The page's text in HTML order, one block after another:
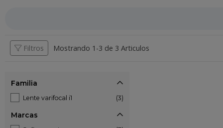
Filtros Mostrando 1-3 de 3 Articulos
Familia
Lente varifocal i1 (3)
Marcas